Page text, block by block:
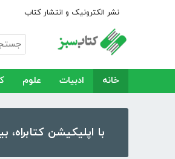
نشر الکترونیک و انتشار کتاب
خانه ادبیات علوم
با اپلیکیشن کتابراه، بیش از ۵۰،۰۰۰ کتاب، کتاب صوتی و رمان را در موبایل و